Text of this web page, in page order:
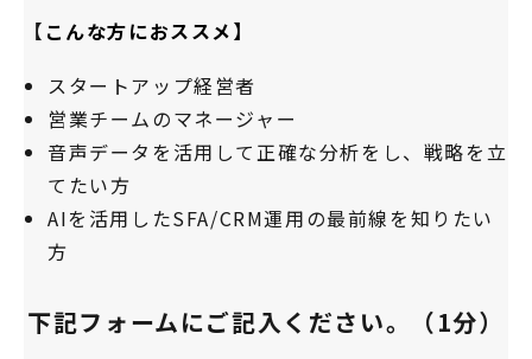
【 こんな方におススメ】
スタートアップ経営者
営業チームのマネージャー
音声データを活用して正確な分析をし、戦略を立
てたい方
AIを活用したSFA/CRM運用の最前線を知りたい
方
下記フォームにご記入ください。（1分）